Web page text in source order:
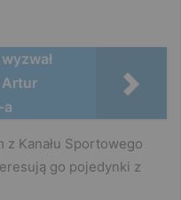
Artur
a
Kanału Sportowego
go pojedynki z